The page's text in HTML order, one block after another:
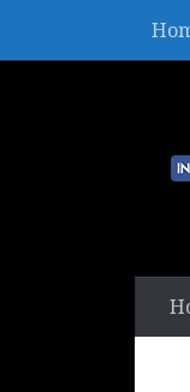
Skip to content